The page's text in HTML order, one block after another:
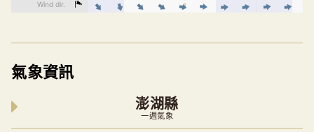
氣象資訊
澎湖縣
一週氣象